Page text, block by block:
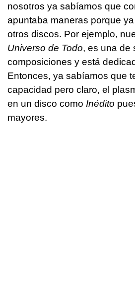
nosotros ya sabíamos que
apuntaba maneras porque
otros discos. Por ejemplo,
Universo de Todo, es una de
composiciones y está
Entonces, ya sabíamos que
capacidad pero claro, el
en un disco como Inédito
mayores.